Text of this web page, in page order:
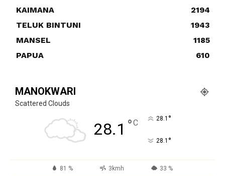
KAIMANA
2194
TELUK BINTUNI
1943
MANSEL
1185
PAPUA
610
MANOKWARI
Scattered Clouds
28.1 °C 28.1 °
28.1 °
81 % 3kmh 33 %